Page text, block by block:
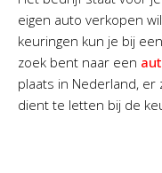
eigen auto verkopen
keuringen kun je bij
zoek bent naar een
plaats in Nederland, er
dient te letten bij de